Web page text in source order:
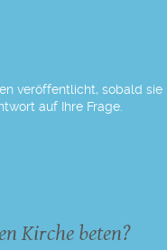
veröffentlicht, sobald
auf Ihre Frage.
Kirche beten?